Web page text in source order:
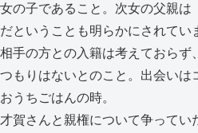
女の子であること。次女の父親は
だということも明らかにされてい
相手の方との入籍は考えておらず
つもりはないとのこと。出会いは
おうちごはんの時。
才賀さんと親権について争ってい